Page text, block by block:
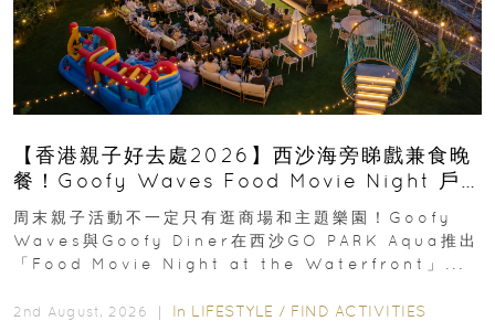
【香港親子好去處2026】西沙海旁睇戲兼食晚
餐！Goofy Waves Food Movie Night 戶
外影院逢週末登場
周末親子活動不一定只有逛商場和主題樂園！Goofy
Waves與Goofy Diner在西沙GO PARK Aqua推出
「Food Movie Night at the Waterfront」...
2nd August, 2026 ｜ In LIFESTYLE / FIND ACTIVITIES